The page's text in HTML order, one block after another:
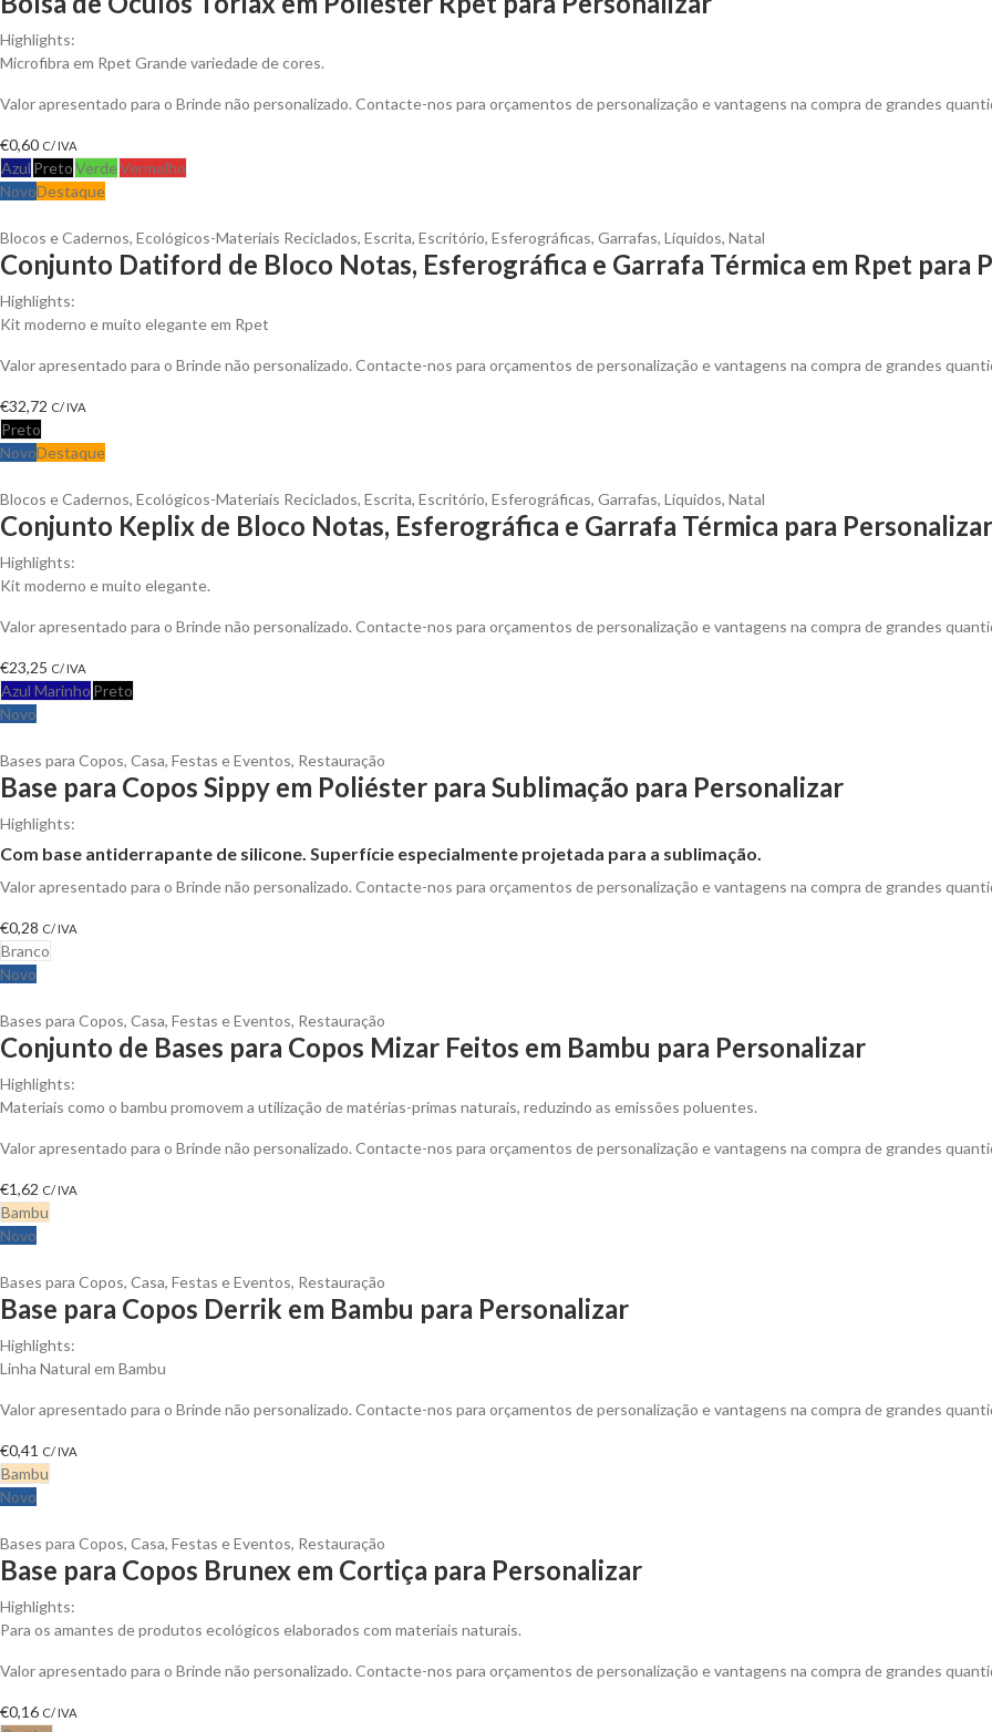
Highlights:
Microfibra em Rpet Grande variedade de cores.
Valor apresentado para o Brinde não personalizado. Contacte-nos para orçamentos de personalização e vantagens na compra de grandes
€0,60 C/ IVA
Azul PretoVerdeVermelho
NovoDestaque
Blocos e Cadernos, Ecológicos-Materiais Reciclados, Escrita, Escritório, Esferográficas, Garrafas, Líquidos, Natal
Conjunto Datiford de Bloco Notas, Esferográfica e Garrafa Térmica em Rpet para
Highlights:
Kit moderno e muito elegante em Rpet
Valor apresentado para o Brinde não personalizado. Contacte-nos para orçamentos de personalização e vantagens na compra de grandes
€32,72 C/ IVA
Preto
NovoDestaque
Blocos e Cadernos, Ecológicos-Materiais Reciclados, Escrita, Escritório, Esferográficas, Garrafas, Líquidos, Natal
Conjunto Keplix de Bloco Notas, Esferográfica e Garrafa Térmica para Personalizar
Highlights:
Kit moderno e muito elegante.
Valor apresentado para o Brinde não personalizado. Contacte-nos para orçamentos de personalização e vantagens na compra de grandes
€23,25 C/ IVA
Azul Marinho Preto
Novo
Bases para Copos, Casa, Festas e Eventos, Restauração
Base para Copos Sippy em Poliéster para Sublimação para Personalizar
Highlights:
Com base antiderrapante de silicone. Superfície especialmente projetada para a sublimação.
Valor apresentado para o Brinde não personalizado. Contacte-nos para orçamentos de personalização e vantagens na compra de grandes
€0,28 C/ IVA
Branco
Novo
Bases para Copos, Casa, Festas e Eventos, Restauração
Conjunto de Bases para Copos Mizar Feitos em Bambu para Personalizar
Highlights:
Materiais como o bambu promovem a utilização de matérias-primas naturais, reduzindo as emissões poluentes.
Valor apresentado para o Brinde não personalizado. Contacte-nos para orçamentos de personalização e vantagens na compra de grandes
€1,62 C/ IVA
Bambu
Novo
Bases para Copos, Casa, Festas e Eventos, Restauração
Base para Copos Derrik em Bambu para Personalizar
Highlights:
Linha Natural em Bambu
Valor apresentado para o Brinde não personalizado. Contacte-nos para orçamentos de personalização e vantagens na compra de grandes
€0,41 C/ IVA
Bambu
Novo
Bases para Copos, Casa, Festas e Eventos, Restauração
Base para Copos Brunex em Cortiça para Personalizar
Highlights:
Para os amantes de produtos ecológicos elaborados com materiais naturais.
Valor apresentado para o Brinde não personalizado. Contacte-nos para orçamentos de personalização e vantagens na compra de grandes
€0,16 C/ IVA